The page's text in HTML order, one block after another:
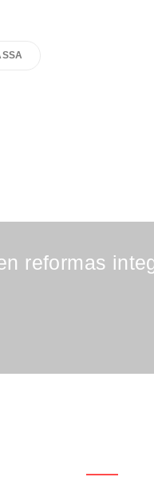
reformas